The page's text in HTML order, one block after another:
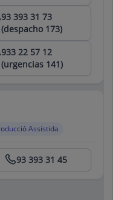
93 393 31 73
(despacho 173)
933 22 57 12
(urgencias 141)
Assistida
93 393 31 45